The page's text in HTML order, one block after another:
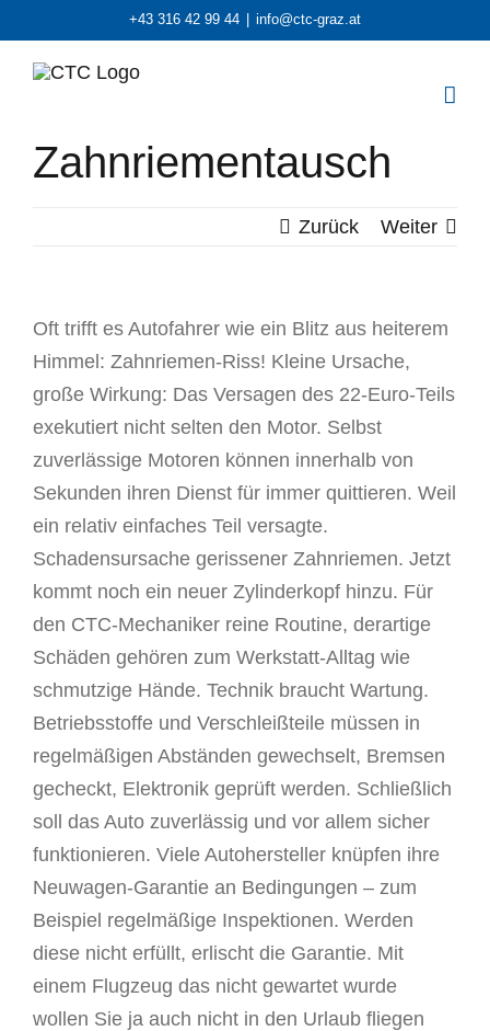
springen
+43 316 42 99 44 info@ctc-graz.at
Zahnriementausch
Zurück Weiter
Oft trifft es Autofahrer wie ein Blitz aus heiterem
Himmel: Zahnriemen-Riss! Kleine Ursache,
große Wirkung: Das Versagen des 22-Euro-Teils
exekutiert nicht selten den Motor. Selbst
zuverlässige Motoren können innerhalb von
Sekunden ihren Dienst für immer quittieren. Weil
ein relativ einfaches Teil versagte.
Schadensursache gerissener Zahnriemen. Jetzt
kommt noch ein neuer Zylinderkopf hinzu. Für
den CTC-Mechaniker reine Routine, derartige
Schäden gehören zum Werkstatt-Alltag wie
schmutzige Hände. Technik braucht Wartung.
Betriebsstoffe und Verschleißteile müssen in
regelmäßigen Abständen gewechselt, Bremsen
gecheckt, Elektronik geprüft werden. Schließlich
soll das Auto zuverlässig und vor allem sicher
funktionieren. Viele Autohersteller knüpfen ihre
Neuwagen-Garantie an Bedingungen – zum
Beispiel regelmäßige Inspektionen. Werden
diese nicht erfüllt, erlischt die Garantie. Mit
einem Flugzeug das nicht gewartet wurde
wollen Sie ja auch nicht in den Urlaub fliegen